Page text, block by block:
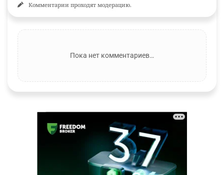
Комментарии проходят модерацию.
Пока нет комментариев…